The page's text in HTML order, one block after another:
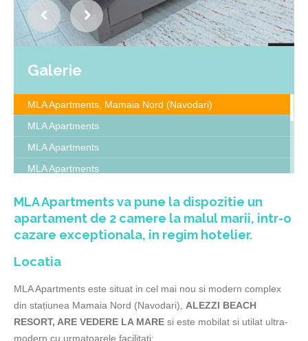
Galerie
MLA Apartments, Mamaia Nord (Navodari)
MLA Apartments
MLA Apartments
MLA Apartments
MLA Apartments
MLA Apartments
MLA Apartments
MLA Apartments
MLA Apartments va pune la dispozitie un
apartament de 2 camere la malul marii, intr-o
cazare exceptionala, in regim hotelier.
Locatia
MLA Apartments este situat in cel mai nou si modern complex
din stațiunea Mamaia Nord (Navodari), ALEZZI BEACH
RESORT, ARE VEDERE LA MARE si este mobilat si utilat ultra-
modern cu urmatoarele facilitati: